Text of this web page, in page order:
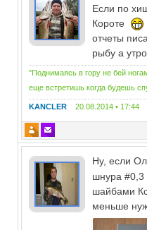
Если по
Короте
отчеты
рыбу а
"Поднимаясь в гору не бей
еще встретишь когда будешь
KANCLER 20.08.2014 •
Ну, если
шнура #0,3
шайбами
меньше